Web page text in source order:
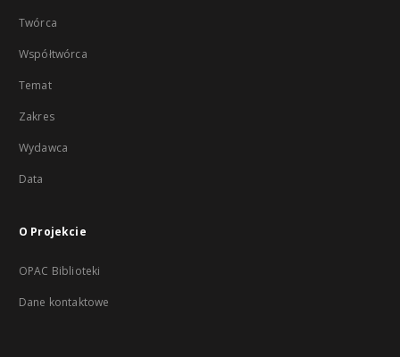
Twórca
Współtwórca
Temat
Zakres
Wydawca
Data
O Projekcie
OPAC Biblioteki
Dane kontaktowe